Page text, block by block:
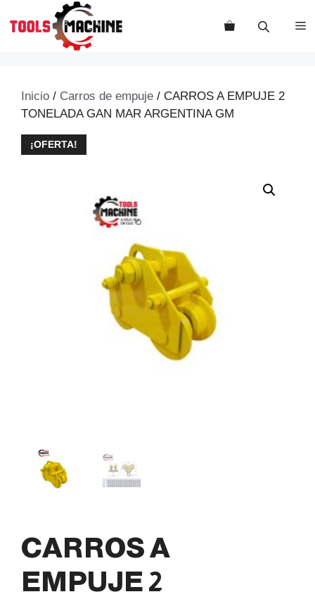
Inicio / Carros de empuje / CARROS A EMPUJE 2
TONELADA GAN MAR ARGENTINA GM
¡OFERTA!
CARROS A
EMPUJE 2